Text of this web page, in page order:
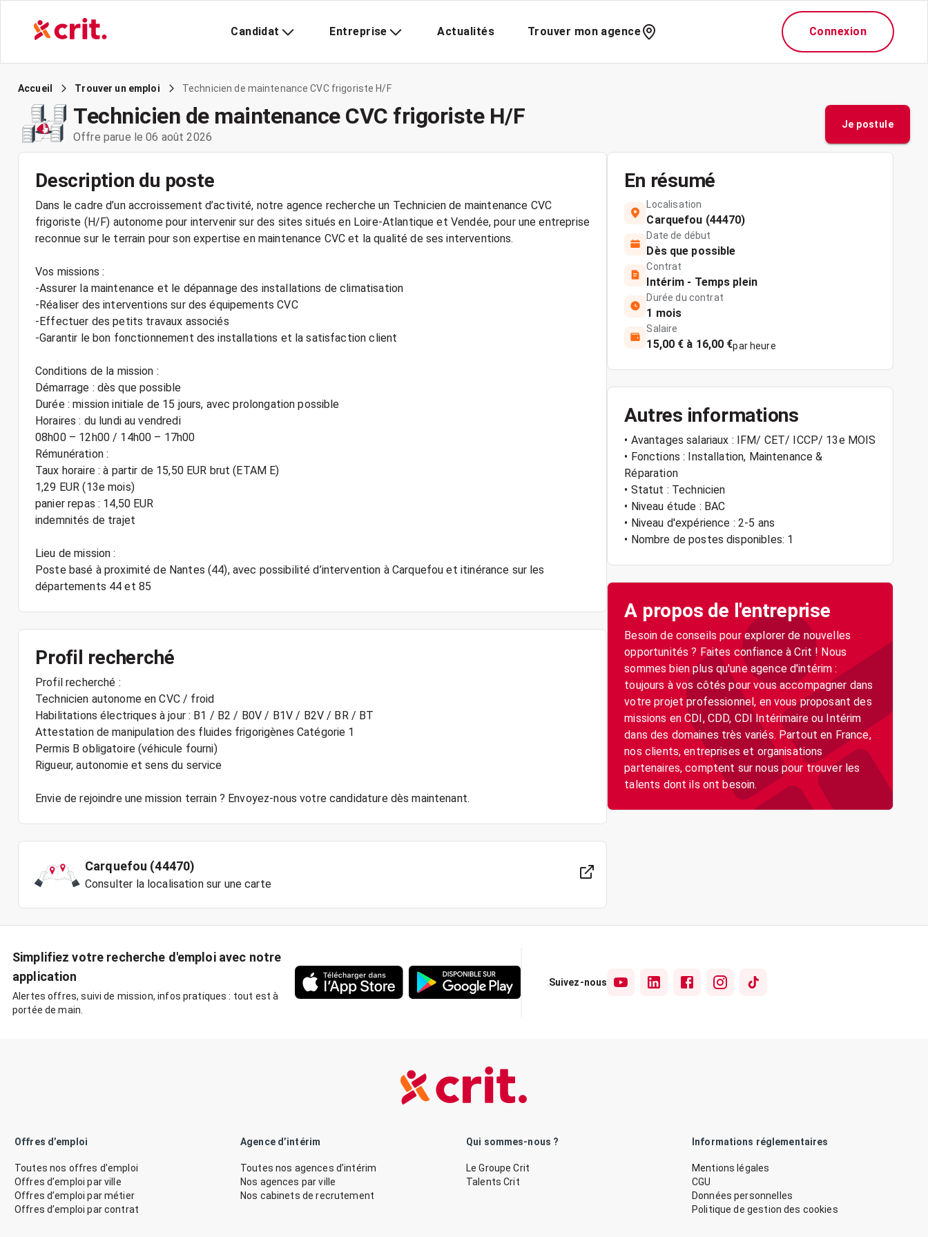
Candidat Entreprise Actualités Trouver mon agence Connexion
Accueil Trouver un emploi Technicien de maintenance CVC frigoriste H/F
Technicien de maintenance CVC frigoriste H/F
Offre parue le 06 août 2026
Je postule
Description du poste
Dans le cadre d’un accroissement d’activité, notre agence recherche un Technicien de maintenance CVC
frigoriste (H/F) autonome pour intervenir sur des sites situés en Loire-Atlantique et Vendée, pour une entreprise
reconnue sur le terrain pour son expertise en maintenance CVC et la qualité de ses interventions.
Vos missions :
-Assurer la maintenance et le dépannage des installations de climatisation
-Réaliser des interventions sur des équipements CVC
-Effectuer des petits travaux associés
-Garantir le bon fonctionnement des installations et la satisfaction client
Conditions de la mission :
Démarrage : dès que possible
Durée : mission initiale de 15 jours, avec prolongation possible
Horaires : du lundi au vendredi
08h00 – 12h00 / 14h00 – 17h00
Rémunération :
Taux horaire : à partir de 15,50 EUR brut (ETAM E)
1,29 EUR (13e mois)
panier repas : 14,50 EUR
indemnités de trajet
Lieu de mission :
Poste basé à proximité de Nantes (44), avec possibilité d’intervention à Carquefou et itinérance sur les
départements 44 et 85
Profil recherché
Profil recherché :
Technicien autonome en CVC / froid
Habilitations électriques à jour : B1 / B2 / B0V / B1V / B2V / BR / BT
Attestation de manipulation des fluides frigorigènes Catégorie 1
Permis B obligatoire (véhicule fourni)
Rigueur, autonomie et sens du service
Envie de rejoindre une mission terrain ? Envoyez-nous votre candidature dès maintenant.
Carquefou (44470)
Consulter la localisation sur une carte
En résumé
Localisation
Carquefou (44470)
Date de début
Dès que possible
Contrat
Intérim - Temps plein
Durée du contrat
1 mois
Salaire
15,00 € à 16,00 €par heure
Autres informations
• Avantages salariaux : IFM/ CET/ ICCP/ 13e MOIS
• Fonctions : Installation, Maintenance &
Réparation
• Statut : Technicien
• Niveau étude : BAC
• Niveau d'expérience : 2-5 ans
• Nombre de postes disponibles: 1
A propos de l'entreprise
Besoin de conseils pour explorer de nouvelles
opportunités ? Faites confiance à Crit ! Nous
sommes bien plus qu'une agence d'intérim :
toujours à vos côtés pour vous accompagner dans
votre projet professionnel, en vous proposant des
missions en CDI, CDD, CDI Intérimaire ou Intérim
dans des domaines très variés. Partout en France,
nos clients, entreprises et organisations
partenaires, comptent sur nous pour trouver les
talents dont ils ont besoin.
Simplifiez votre recherche d'emploi avec notre
application
Alertes offres, suivi de mission, infos pratiques : tout est à
portée de main.
Suivez-nous
Offres d’emploi
Toutes nos offres d’emploi
Offres d’emploi par ville
Offres d’emploi par métier
Offres d’emploi par contrat
Agence d’intérim
Toutes nos agences d’intérim
Nos agences par ville
Nos cabinets de recrutement
Qui sommes-nous ?
Le Groupe Crit
Talents Crit
Informations réglementaires
Mentions légales
CGU
Données personnelles
Politique de gestion des cookies